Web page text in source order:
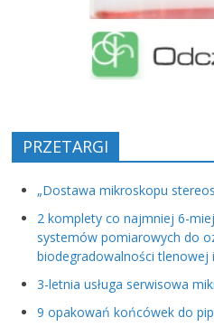
PRZETARGI
„Dostawa mikroskopu
2 komplety co najmniej 6-
systemów pomiarowych do
biodegradowalności tlenowej
3-letnia usługa serwisowa
9 opakowań końcówek do